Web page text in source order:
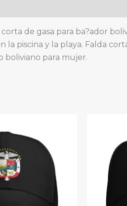
de gasa para ba?ador
la piscina y la playa. Falda
boliviano para mujer.